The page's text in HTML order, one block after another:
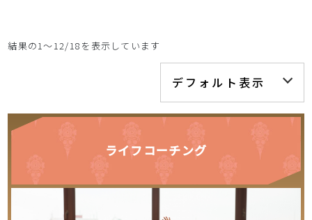
結果の1～12/18を表示しています
ライフコーチング